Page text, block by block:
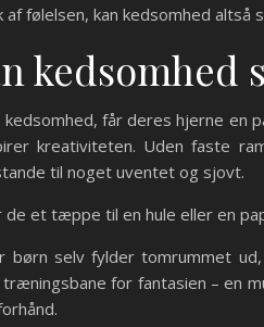
følelsen, kan kedsomhed altså
kedsomhed
får deres hjerne en
kreativiteten. Uden faste
til noget uventet og sjovt.
de et tæppe til en hule eller en
børn selv fylder tomrummet
for fantasien – en